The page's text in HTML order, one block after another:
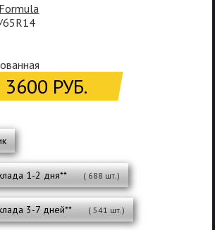
Formula
65R14
3600 РУБ.
1-2 дня** ( 688 шт.)
3-7 дней** ( 541 шт.)